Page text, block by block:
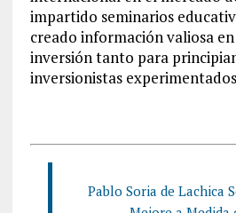
impartido seminarios
creado información valiosa
inversión tanto para
inversionistas
Pablo Soria de Lachica